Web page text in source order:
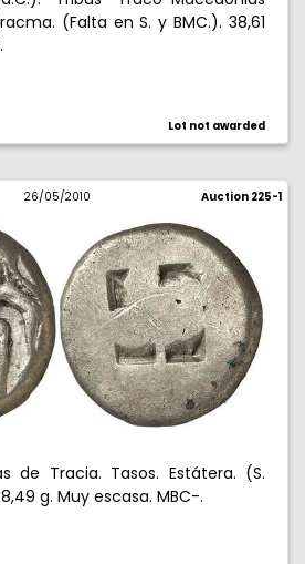
(Falta en S. y BMC.). 38,61
Lot not awarded
26/05/2010 Auction 225-1
de Tracia. Tasos. Estátera. (S.
8,49 g. Muy escasa. MBC-.